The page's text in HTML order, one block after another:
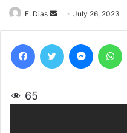
E. Dias
Send
an
July 26, 2023
65